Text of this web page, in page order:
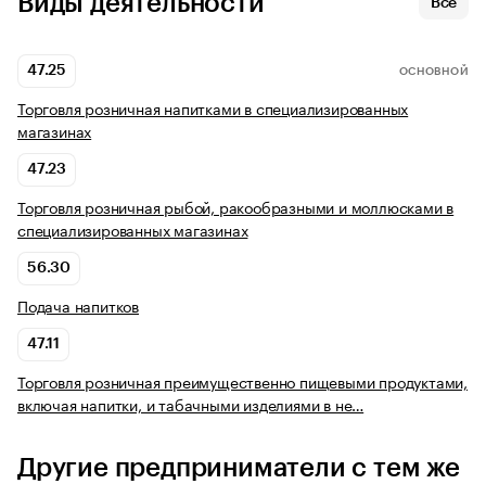
Все
47.25 ОСНОВНОЙ
Торговля розничная напитками в специализированных
магазинах
47.23
Торговля розничная рыбой, ракообразными и моллюсками в
специализированных магазинах
56.30
Подача напитков
47.11
Торговля розничная преимущественно пищевыми продуктами,
включая напитки, и табачными изделиями в не…
Другие предприниматели с тем же